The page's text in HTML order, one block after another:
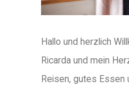
Hallo und herzlich
Ricarda und mein
Reisen, gutes Essen